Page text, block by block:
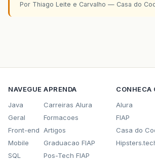
Por Thiago Leite e Carvalho — Casa do
NAVEGUE
Java
Geral
Front-end
Mobile
SQL
APRENDA
Carreiras Alura
Formacoes
Artigos
Graduacao FIAP
Pos-Tech FIAP
CONHECA
Alura
FIAP
Casa do